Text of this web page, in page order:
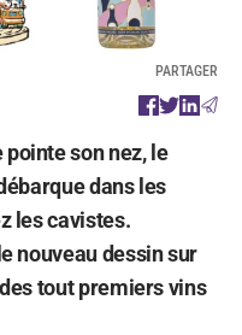
PARTAGER
son nez, le
dans les
les cavistes.
nouveau dessin sur
tout premiers vins